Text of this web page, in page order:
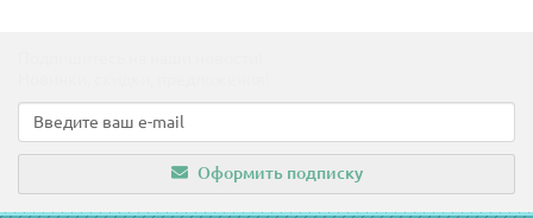
Оформить подписку